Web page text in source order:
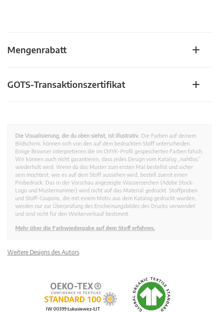
Mengenrabatt
GOTS-Transaktionszertifikat
Die Visualisierung, die du oben siehst, ist illustrativ. Die Farben auf deinem
Bildschirm, können sich von den auf dem bedruckten Stoff unterscheiden.
Einige Browser interpretieren die im CMYK-Profil gespeicherten Farben falsch.
Wir können auch nicht garantieren, dass jedes Design vom Katalog „nahtlos”
wiederholt wird. Wenn du das Muster zum ersten Mal bestellst und sicher
sein möchtest, wie es auf dem Stoff aussehen wird, bestell zuerst einen
Probedruck. Das in der Vorschau angezeigte Wasserzeichen (Adobe Stock-
Logo und Musternummer) wird nicht auf das Material gedruckt. Stoffproben
und Stoff-Coupons, die mit einem Motiv aus dem Katalog gedruckt wurden,
werden nur zur Überprüfung des Erscheinungsbildes des Drucks verwendet
und sind nicht für den Weiterverkauf bestimmt.
Mehr über die Farbwiedergabe auf dem Stoff erfahren.
Weitere Designs des Autors
IW 00399 Łukasiewicz-ŁIT